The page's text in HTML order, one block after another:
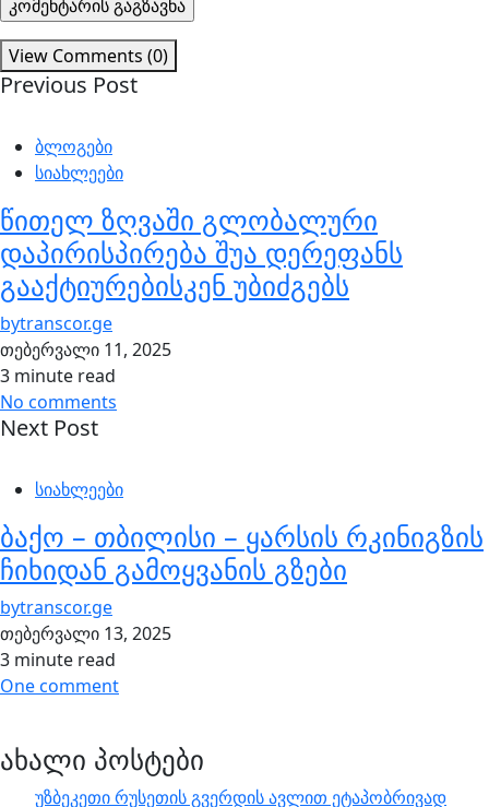
View Comments (0)
Previous Post
ბლოგები
სიახლეები
წითელ ზღვაში გლობალური
დაპირისპირება შუა დერეფანს
გააქტიურებისკენ უბიძგებს
bytranscor.ge
თებერვალი 11, 2025
3 minute read
No comments
Next Post
სიახლეები
ბაქო – თბილისი – ყარსის რკინიგზის
ჩიხიდან გამოყვანის გზები
bytranscor.ge
თებერვალი 13, 2025
3 minute read
One comment
ახალი პოსტები
უზბეკეთი რუსეთის გვერდის ავლით ეტაპობრივად